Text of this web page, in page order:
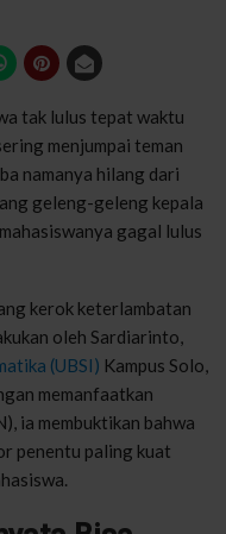
tak lulus tepat waktu
menjumpai teman
namanya hilang dari
geleng-geleng kepala
gagal lulus
kerok keterlambatan
oleh Sardiarinto,
(UBSI) Kampus Solo,
memanfaatkan
ia membuktikan bahwa
penentu paling kuat